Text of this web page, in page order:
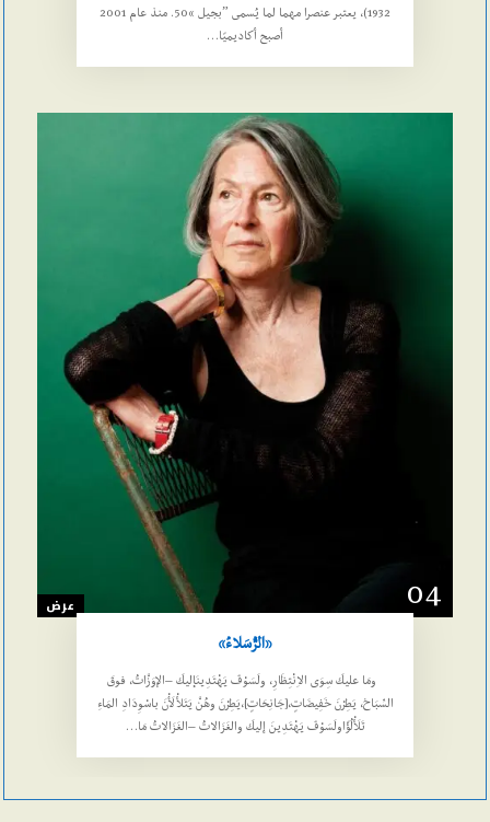
1932)، يعتبر عنصرا مهما لما يُسمى ˮبجيل “50. منذ عام 2001
أصبح أكاديميًا…
04 عرض
«الرُّسَلاءُ»
ومَا عليكَ سِوَى الاِنْتِظَارِ، ولَسَوْفَ يَهْتَدِينَإليكَ –الإوَزَّاتُ، فوقَ
السِّبَاخ، يَطِرْنَ خَفِيضَاتٍ،[جَانِحَاتٍ]،يَطِرْنَ وهُنَّ يَتَلأْلَأْنَ باسْوِدَادِ المَاءِ
تَلَأْلُؤًاولَسَوْفَ يَهْتَدِينَ إليكَ والغَزَالاتُ –الغَزَالاتُ مَا…